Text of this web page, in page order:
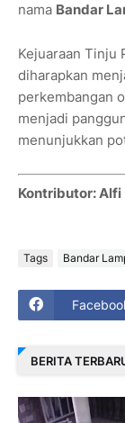
nama Bandar
Kejuaraan Tinju
diharapkan
perkembangan
menjadi
menunjukkan
Kontributor: Alfi
Tags Bandar
BERITA